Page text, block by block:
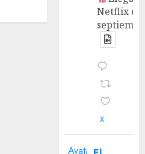
Netflix en
X
Avatar